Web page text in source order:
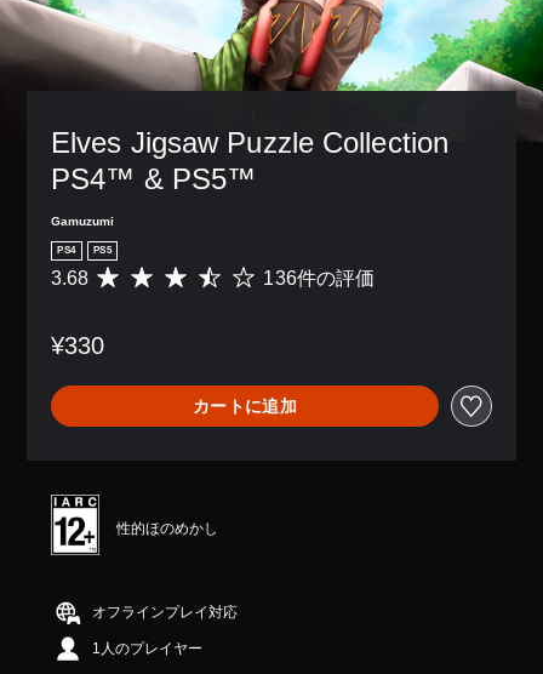
Elves Jigsaw Puzzle Collection
PS4™ & PS5™
Gamuzumi
PS4 PS5
評
は
3
6
、
評
価
は
階
の
3.68 136件の評価
¥330
カートに追加
性的ほのめかし
オフラインプレイ対応
1人のプレイヤー